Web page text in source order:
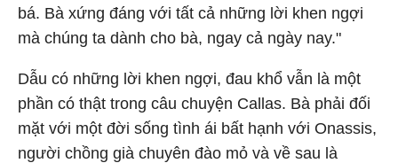
bá. Bà xứng đáng với tất cả những lời khen ngợi
mà chúng ta dành cho bà, ngay cả ngày nay."
Dẫu có những lời khen ngợi, đau khổ vẫn là một
phần có thật trong câu chuyện Callas. Bà phải đối
mặt với một đời sống tình ái bất hạnh với Onassis,
người chồng già chuyên đào mỏ và về sau là